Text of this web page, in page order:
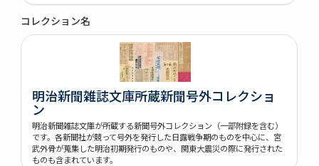
コレクション名
明治新聞雑誌文庫所蔵新聞号外コレクショ
ン
明治新聞雑誌文庫が所蔵する新聞号外コレクション（一部附録を含む）
です。各新聞社が競って号外を発行した日露戦争期のものを中心に、宮
武外骨が蒐集した明治初期発行のものや、関東大震災の際に発行された
ものも含まれています。